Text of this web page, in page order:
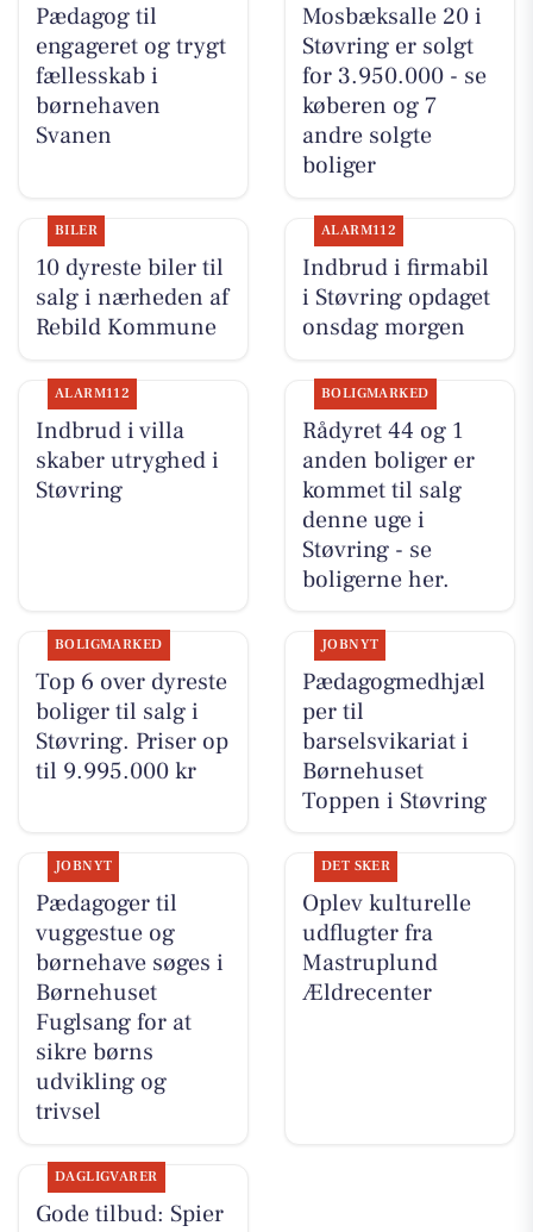
Pædagog til
engageret og trygt
fællesskab i
børnehaven
Svanen
Mosbæksalle 20 i
Støvring er solgt
for 3.950.000 - se
køberen og 7
andre solgte
boliger
BILER
10 dyreste biler til
salg i nærheden af
Rebild Kommune
ALARM112
Indbrud i firmabil
i Støvring opdaget
onsdag morgen
ALARM112
Indbrud i villa
skaber utryghed i
Støvring
BOLIGMARKED
Rådyret 44 og 1
anden boliger er
kommet til salg
denne uge i
Støvring - se
boligerne her.
BOLIGMARKED
Top 6 over dyreste
boliger til salg i
Støvring. Priser op
til 9.995.000 kr
JOBNYT
Pædagogmedhjæl
per til
barselsvikariat i
Børnehuset
Toppen i Støvring
JOBNYT
Pædagoger til
vuggestue og
børnehave søges i
Børnehuset
Fuglsang for at
sikre børns
udvikling og
trivsel
DET SKER
Oplev kulturelle
udflugter fra
Mastruplund
Ældrecenter
DAGLIGVARER
Gode tilbud: Spier